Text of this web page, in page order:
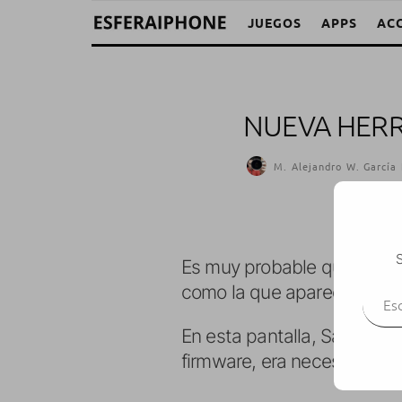
JUEGOS APPS
NUEVA
M. Alejandro W. García
Es muy probable que los
como la que aparece a
En esta pantalla, Saurik
firmware, era necesario